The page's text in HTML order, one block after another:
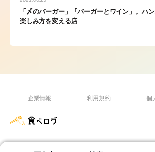
「〆のバーガー」「バーガーとワイン」。ハ
楽しみ方を変える店
企業情報 利用規約 個